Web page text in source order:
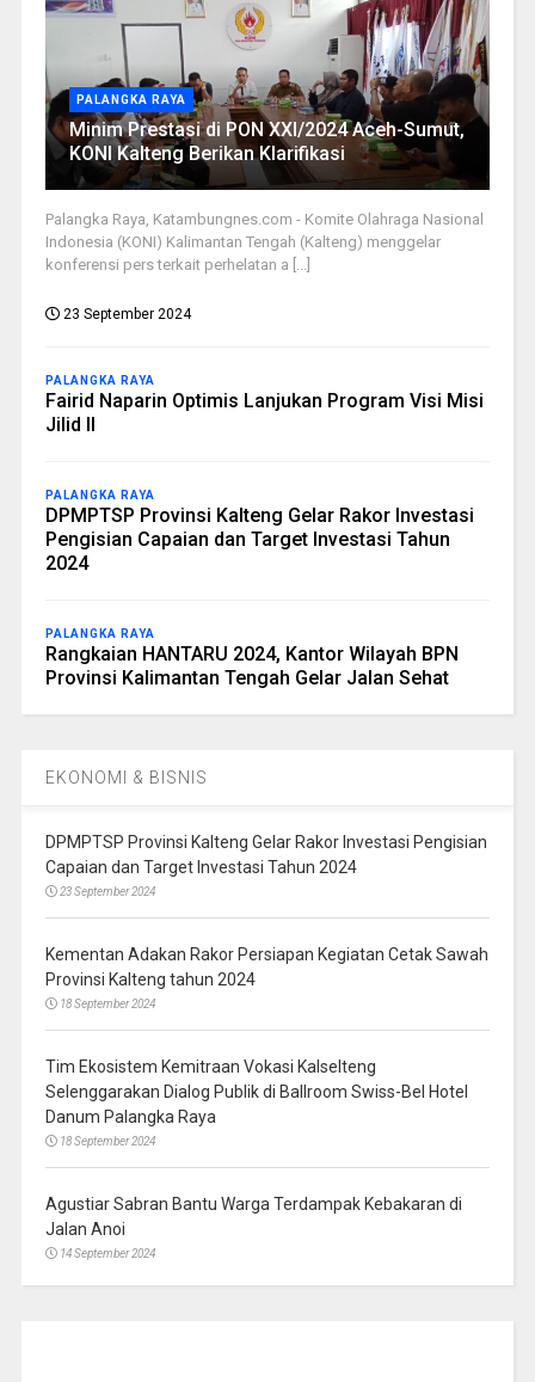
PALANGKA RAYA
Minim Prestasi di PON XXI/2024 Aceh-Sumut,
KONI Kalteng Berikan Klarifikasi
Palangka Raya, Katambungnes.com - Komite Olahraga Nasional
Indonesia (KONI) Kalimantan Tengah (Kalteng) menggelar
konferensi pers terkait perhelatan a [...]
23 September 2024
PALANGKA RAYA
Fairid Naparin Optimis Lanjukan Program Visi Misi
Jilid II
PALANGKA RAYA
DPMPTSP Provinsi Kalteng Gelar Rakor Investasi
Pengisian Capaian dan Target Investasi Tahun
2024
PALANGKA RAYA
Rangkaian HANTARU 2024, Kantor Wilayah BPN
Provinsi Kalimantan Tengah Gelar Jalan Sehat
EKONOMI & BISNIS
DPMPTSP Provinsi Kalteng Gelar Rakor Investasi Pengisian
Capaian dan Target Investasi Tahun 2024
23 September 2024
Kementan Adakan Rakor Persiapan Kegiatan Cetak Sawah
Provinsi Kalteng tahun 2024
18 September 2024
Tim Ekosistem Kemitraan Vokasi Kalselteng
Selenggarakan Dialog Publik di Ballroom Swiss-Bel Hotel
Danum Palangka Raya
18 September 2024
Agustiar Sabran Bantu Warga Terdampak Kebakaran di
Jalan Anoi
14 September 2024